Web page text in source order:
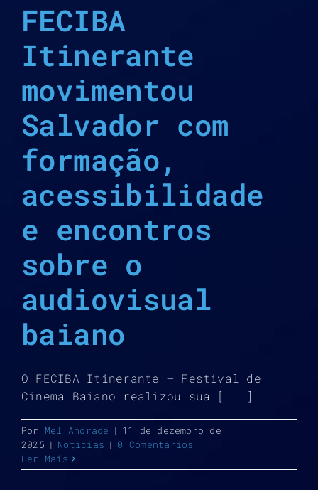
FECIBA
Itinerante
movimentou
Salvador com
formação,
acessibilidade
e encontros
sobre o
audiovisual
baiano
O FECIBA Itinerante – Festival de
Cinema Baiano realizou sua [...]
Por Mel Andrade | 11 de dezembro de
2025 | Notícias | 0 Comentários
Ler Mais